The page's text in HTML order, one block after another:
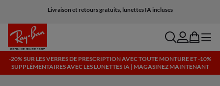
Livraison et retours gratuits, lunettes IA incluses
searchaccount
bag menu
-20% SUR LES VERRES DE PRESCRIPTION AVEC TOUTE MONTURE ET -10%
SUPPLÉMENTAIRES AVEC LES LUNETTES IA | MAGASINEZ MAINTENANT